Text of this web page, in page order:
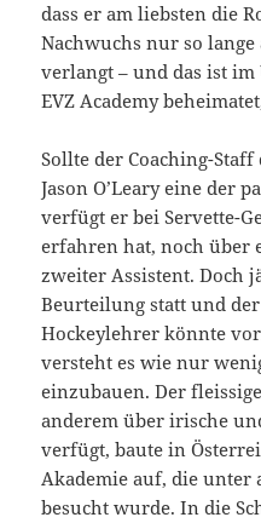
dass er am liebsten die
Nachwuchs nur so
verlangt – und das ist
EVZ Academy
Sollte der Coaching-
Jason O’Leary eine der
verfügt er bei Servette-
erfahren hat, noch über
zweiter Assistent. Doch
Beurteilung statt und
Hockeylehrer könnte
versteht es wie nur
einzubauen. Der
anderem über irische
verfügt, baute in
Akademie auf, die unter
besucht wurde. In die